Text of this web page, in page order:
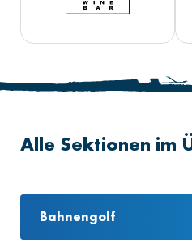
Alle Sektionen im
Bahnengolf